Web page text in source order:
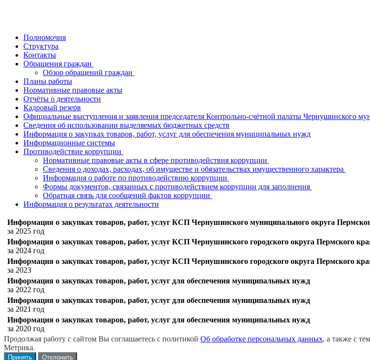
Полномочия
Структура
Контакты
Обращения граждан
Обзор обращений граждан
Планы работы
Нормативные правовые акты
Отчёты о деятельности
Кадровый резерв
Официальные выступления и заявления председателя Контрольно-счётной палаты Чернушинского
Сведения об использовании выделяемых бюджетных средств
Информация о закупках товаров, работ, услуг для обеспечения муниципальных нужд
Информационные системы
Противодействие коррупции
Нормативные правовые акты в сфере противодействия коррупции
Сведения о доходах, расходах, об имуществе и обязательствах имущественного характера
Информация о работе по противодействию коррупции
Формы документов, связанных с противодействием коррупции для заполнения
Обратная связь для сообщений фактов коррупции
Информация о результатах деятельности
Информация о закупках товаров, работ, услуг КСП Чернушинского муниципального округа
за 2025 год
Информация о закупках товаров, работ, услуг КСП Чернушинского городского округа Пермского
за 2024 год
Информация о закупках товаров, работ, услуг КСП Чернушинского городского округа Пермского
за 2023
Информация о закупках товаров, работ, услуг для обеспечения муниципальных нужд
за 2022 год
Информация о закупках товаров, работ, услуг для обеспечения муниципальных нужд
за 2021 год
Информация о закупках товаров, работ, услуг для обеспечения муниципальных нужд
за 2020 год
Продолжая работу с сайтом Вы соглашаетесь с политикой Об обработке персональных данных, а также с
Метрика.
Принять Отклонить